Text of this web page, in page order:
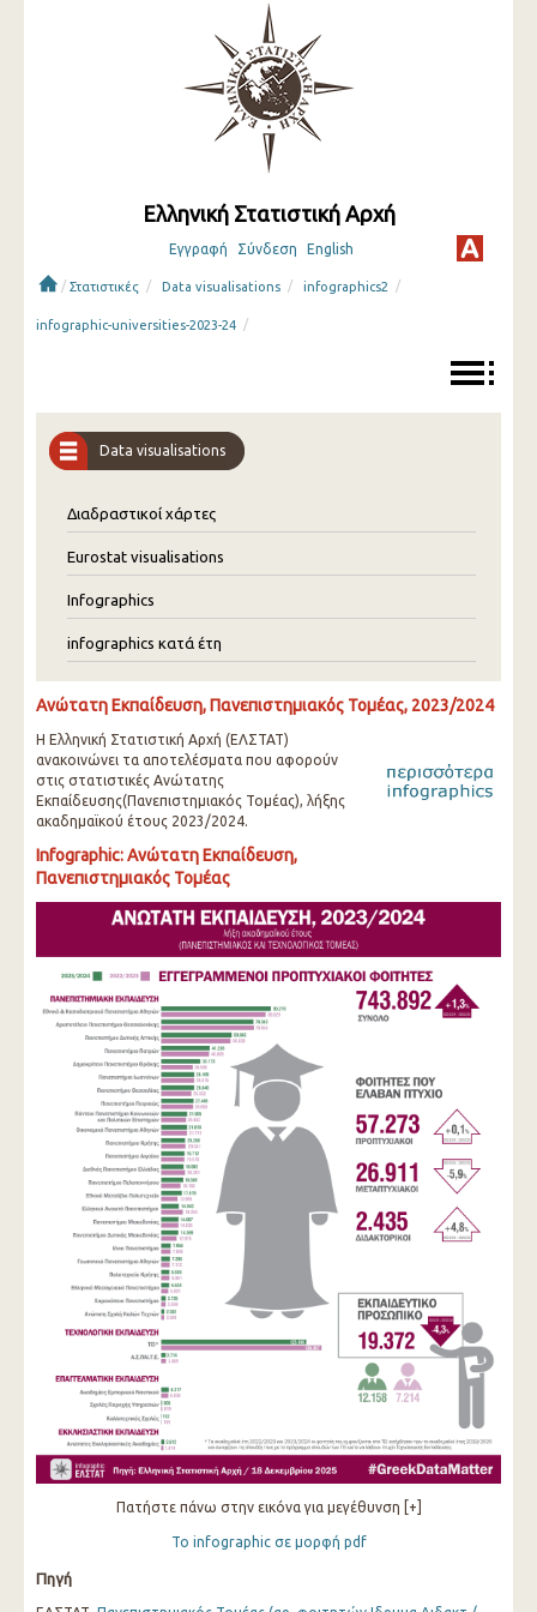
Ελληνική Στατιστική Αρχή
Εγγραφή Σύνδεση English
/ Στατιστικές / Data visualisations / infographics2 /
infographic-universities-2023-24 /
Data visualisations
Διαδραστικοί χάρτες
Eurostat visualisations
Infographics
infographics κατά έτη
Ανώτατη Εκπαίδευση, Πανεπιστημιακός Τομέας, 2023/2024
Η Ελληνική Στατιστική Αρχή (ΕΛΣΤΑΤ)
ανακοινώνει τα αποτελέσματα που αφορούν
στις στατιστικές Ανώτατης
Εκπαίδευσης(Πανεπιστημιακός Τομέας), λήξης
ακαδημαϊκού έτους 2023/2024.
Infographic: Ανώτατη Εκπαίδευση,
Πανεπιστημιακός Τομέας
Πατήστε πάνω στην εικόνα για μεγέθυνση [+]
Το infographic σε μορφή pdf
Πηγή